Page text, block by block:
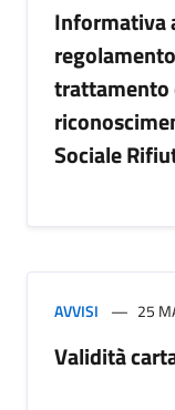
Informativa
trattamento
Sociale
AVVISI 25
Validità